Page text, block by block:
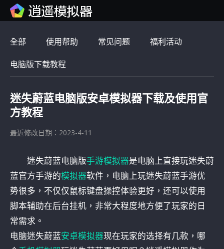
全部 使用帮助 常见问题 福利活动
电脑版下载教程
迷失蔚蓝电脑版安卓模拟器下载及使用官
方教程
最近修改日期：2023-4-11
迷失蔚蓝电脑版手游模拟器是电脑上直接玩迷失蔚
蓝官方手游的模拟器软件，电脑上玩迷失蔚蓝手游优
势很多，不仅仅鼠标键盘操控体验更好，还可以使用
脚本辅助在后台挂机，非常大程度地方便了玩家的日
常需求。
电脑迷失蔚蓝安卓模拟器现在玩家的选择有几款，哪